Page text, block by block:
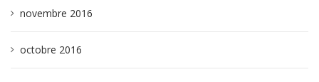
novembre 2016
octobre 2016